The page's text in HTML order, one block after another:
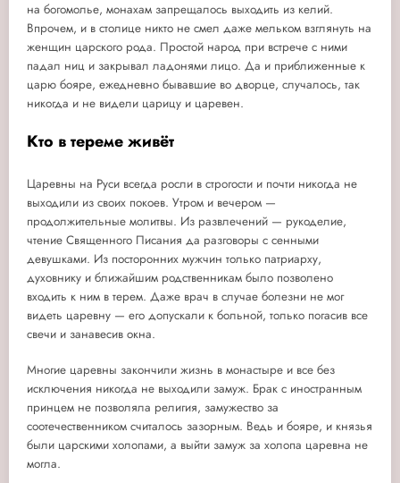
на богомолье, монахам запрещалось выходить из келий.
Впрочем, и в столице никто не смел даже мельком взглянуть на
женщин царского рода. Простой народ при встрече с ними
падал ниц и закрывал ладонями лицо. Да и приближенные к
царю бояре, ежедневно бывавшие во дворце, случалось, так
никогда и не видели царицу и царевен.
Кто в тереме живёт
Царевны на Руси всегда росли в строгости и почти никогда не
выходили из своих покоев. Утром и вечером —
продолжительные молитвы. Из развлечений — рукоделие,
чтение Священного Писания да разговоры с сенными
девушками. Из посторонних мужчин только патриарху,
духовнику и ближайшим родственникам было позволено
входить к ним в терем. Даже врач в случае болезни не мог
видеть царевну — его допускали к больной, только погасив все
свечи и занавесив окна.
Многие царевны закончили жизнь в монастыре и все без
исключения никогда не выходили замуж. Брак с иностранным
принцем не позволяла религия, замужество за
соотечественником считалось зазорным. Ведь и бояре, и князья
были царскими холопами, а выйти замуж за холопа царевна не
могла.